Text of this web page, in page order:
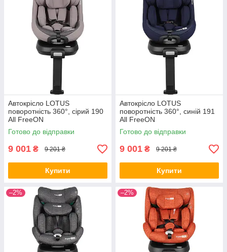
Автокрісло LOTUS
поворотність 360°, сірий 190
All FreeON
Готово до відправки
9 001 ₴ 9 201 ₴
Купити
Автокрісло LOTUS
поворотність 360°, синій 191
All FreeON
Готово до відправки
9 001 ₴ 9 201 ₴
Купити
–2% –2%